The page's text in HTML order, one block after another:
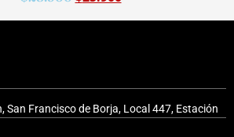
San Francisco de Borja, Local 447, Estación